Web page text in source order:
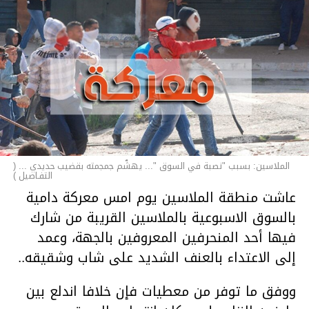
الملاسين: بسبب "نصبة في السوق "... يهشّم جمجمته بقضيب حديدي ... (
التفـاصيل )
عاشت منطقة الملاسين يوم امس معركة دامية
بالسوق الاسبوعية بالملاسين القريبة من شارك
فيها أحد المنحرفين المعروفين بالجهة، وعمد
إلى الاعتداء بالعنف الشديد على شاب وشقيقه..
ووفق ما توفر من معطيات فإن خلافا اندلع بين